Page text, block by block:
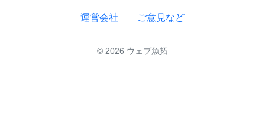
運営会社 ご意見など
© 2026 ウェブ魚拓